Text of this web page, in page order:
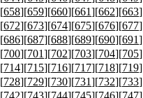
[658][659][660][661][662][663
[672][673][674][675][676][677
[686][687][688][689][690][691
[700][701][702][703][704][705
[714][715][716][717][718][719
[728][729][730][731][732][733